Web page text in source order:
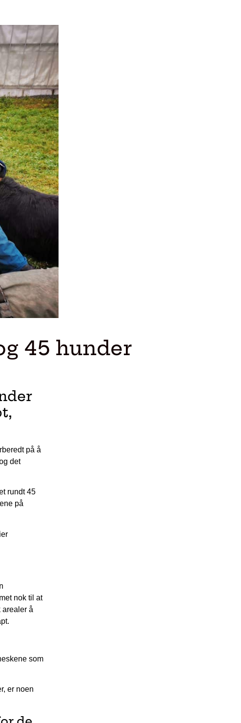
45 hunder
på å
det
rundt 45
på
nok til at
arealer å
som
er noen